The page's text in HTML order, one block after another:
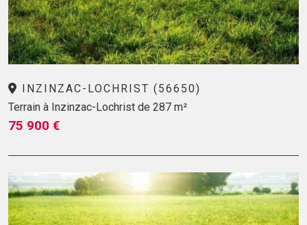
INZINZAC-LOCHRIST (56650)
Terrain à Inzinzac-Lochrist de 287 m²
75 900 €